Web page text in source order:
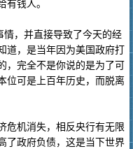
钱人。
，并直接导致了今天的经
道，是当年因为美国政府打
，完全不是你说的是为了可
位可是上百年历史，而脱离
危机消失，相反央行有无限
了政府负债，这是当下世界